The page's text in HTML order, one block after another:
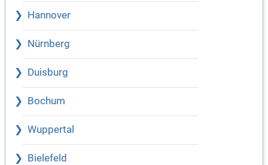
Hannover
Nürnberg
Duisburg
Bochum
Wuppertal
Bielefeld